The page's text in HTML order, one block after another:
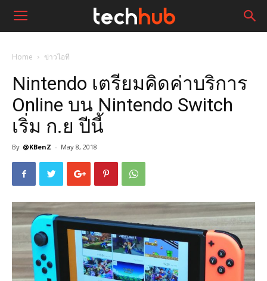
Home ข่าวไอที
Nintendo เตรียมคิดค่าบริการ
Online บน Nintendo Switch
เริ่ม ก.ย ปีนี้
By @KBenZ - May 8, 2018